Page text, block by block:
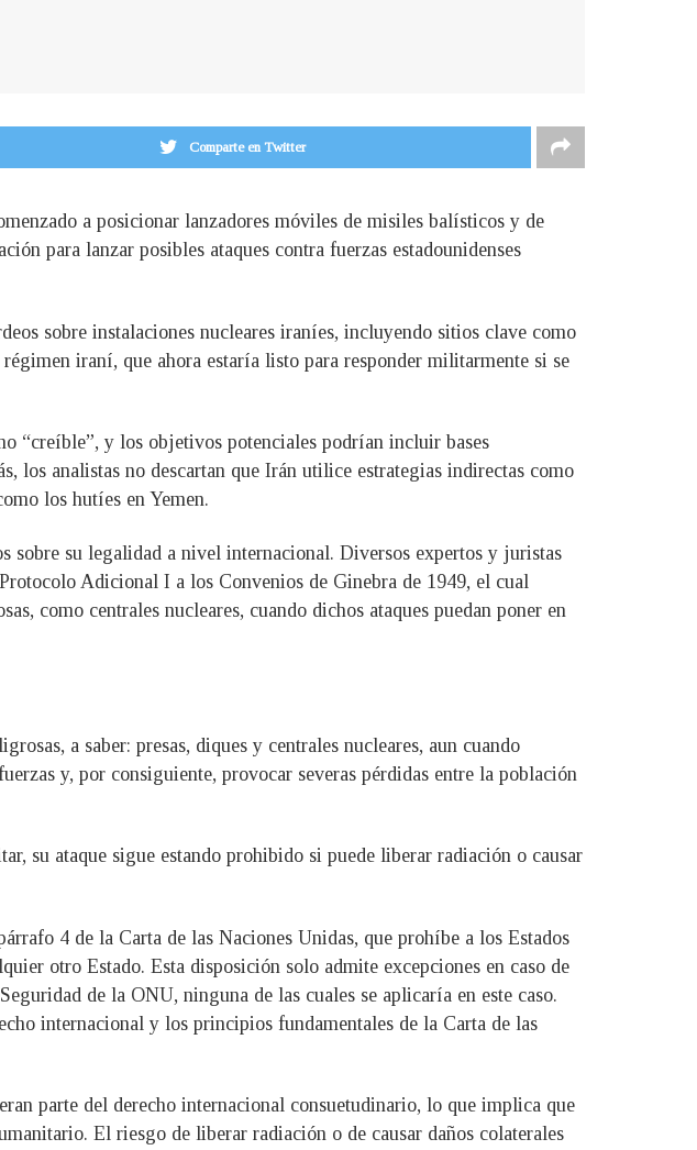
Comparte en Twitter
a posicionar lanzadores móviles de misiles balísticos y de
para lanzar posibles ataques contra fuerzas estadounidenses
sobre instalaciones nucleares iraníes, incluyendo sitios clave como
iraní, que ahora estaría listo para responder militarmente si se
“creíble”, y los objetivos potenciales podrían incluir bases
los analistas no descartan que Irán utilice estrategias indirectas como
los hutíes en Yemen.
sobre su legalidad a nivel internacional. Diversos expertos y juristas
Adicional I a los Convenios de Ginebra de 1949, el cual
como centrales nucleares, cuando dichos ataques puedan poner en
a saber: presas, diques y centrales nucleares, aun cuando
y, por consiguiente, provocar severas pérdidas entre la población
su ataque sigue estando prohibido si puede liberar radiación o causar
4 de la Carta de las Naciones Unidas, que prohíbe a los Estados
otro Estado. Esta disposición solo admite excepciones en caso de
de la ONU, ninguna de las cuales se aplicaría en este caso.
internacional y los principios fundamentales de la Carta de las
parte del derecho internacional consuetudinario, lo que implica que
El riesgo de liberar radiación o de causar daños colaterales